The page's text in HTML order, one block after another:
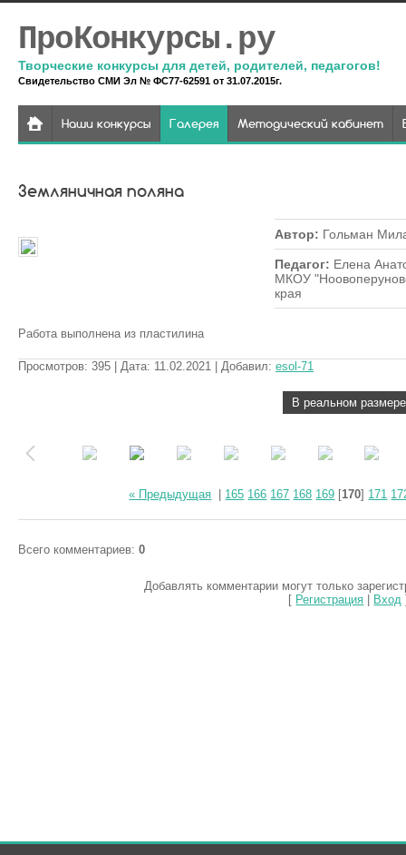
ПроКонкурсы.ру
Творческие конкурсы для детей, родителей, педагогов!
Свидетельство СМИ Эл № ФС77-62591 от 31.07.2015г.
Наши конкурсы Галерея Методический кабинет
Земляничная поляна
Автор: Гольман
Педагог: Елена
МКОУ
края
Работа выполнена из пластилина
Просмотров: 395 | Дата: 11.02.2021 | Добавил: esol-71
В реальном размере
« Предыдущая 165 166 167 168 169 [170] 171
Всего комментариев: 0
Добавлять комментарии могут только
[ Регистрация Вход